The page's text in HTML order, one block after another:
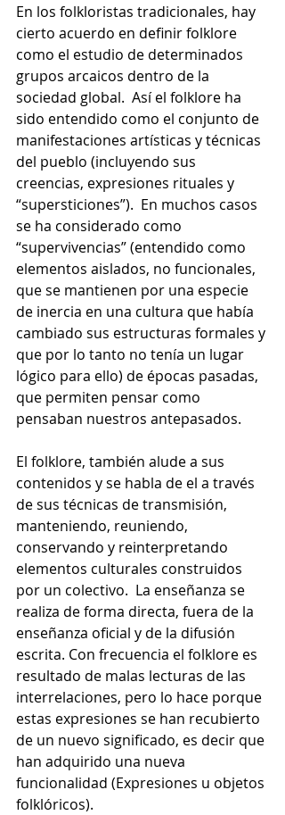
En los folkloristas tradicionales, hay
cierto acuerdo en definir folklore
como el estudio de determinados
grupos arcaicos dentro de la
sociedad global.  Así el folklore ha
sido entendido como el conjunto de
manifestaciones artísticas y técnicas
del pueblo (incluyendo sus
creencias, expresiones rituales y
“supersticiones”).  En muchos casos
se ha considerado como
“supervivencias” (entendido como
elementos aislados, no funcionales,
que se mantienen por una especie
de inercia en una cultura que había
cambiado sus estructuras formales y
que por lo tanto no tenía un lugar
lógico para ello) de épocas pasadas,
que permiten pensar como
pensaban nuestros antepasados.
El folklore, también alude a sus
contenidos y se habla de el a través
de sus técnicas de transmisión,
manteniendo, reuniendo,
conservando y reinterpretando
elementos culturales construidos
por un colectivo.  La enseñanza se
realiza de forma directa, fuera de la
enseñanza oficial y de la difusión
escrita. Con frecuencia el folklore es
resultado de malas lecturas de las
interrelaciones, pero lo hace porque
estas expresiones se han recubierto
de un nuevo significado, es decir que
han adquirido una nueva
funcionalidad (Expresiones u objetos
folklóricos).